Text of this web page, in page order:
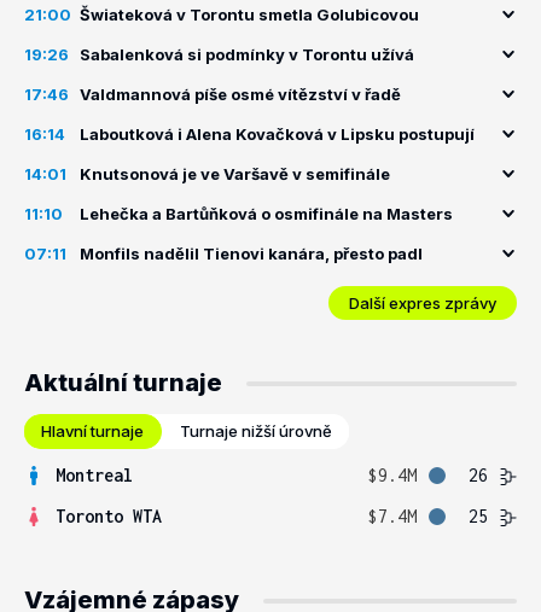
21:00 Šwiateková v Torontu smetla Golubicovou
19:26 Sabalenková si podmínky v Torontu užívá
17:46 Valdmannová píše osmé vítězství v řadě
16:14 Laboutková i Alena Kovačková v Lipsku postupují
14:01 Knutsonová je ve Varšavě v semifinále
11:10 Lehečka a Bartůňková o osmifinále na Masters
07:11 Monfils nadělil Tienovi kanára, přesto padl
Další expres zprávy
Aktuální turnaje
Hlavní turnaje Turnaje nižší úrovně
Montreal $9.4M
26
Toronto WTA
$7.4M 25
Vzájemné zápasy